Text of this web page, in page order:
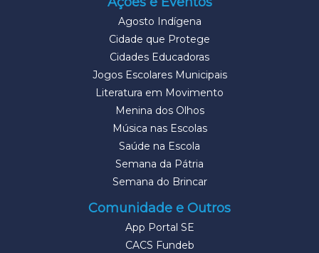
Agosto Indígena
Cidade que Protege
Cidades Educadoras
Jogos Escolares Municipais
Literatura em Movimento
Menina dos Olhos
Música nas Escolas
Saúde na Escola
Semana da Pátria
Semana do Brincar
Comunidade e Outros
App Portal SE
CACS Fundeb